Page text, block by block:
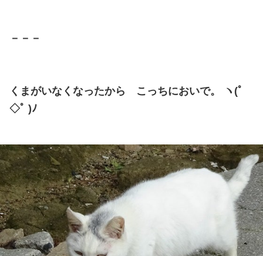
－－－
くまがいなくなったから こっちにおいで。 ヽ(ﾟ
◇ﾟ )ﾉ